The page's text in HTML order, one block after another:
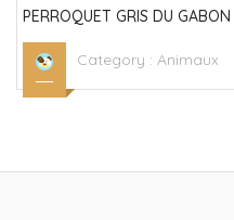
PERROQUET GRIS DU GABON
Category : Animaux